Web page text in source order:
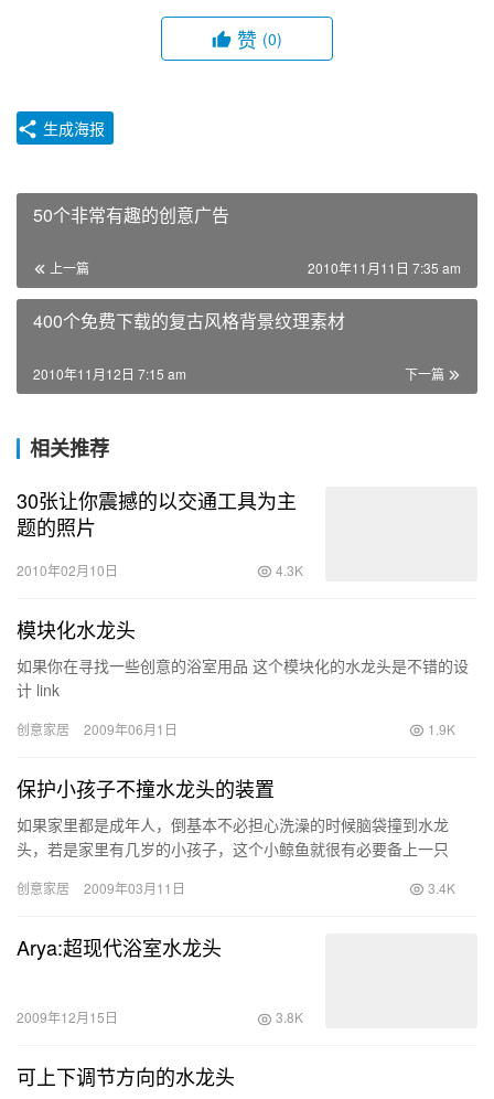
赞 (0)
生成海报
50个非常有趣的创意广告
上一篇 2010年11月11日 7:35 am
400个免费下载的复古风格背景纹理素材
下一篇
2010年11月12日 7:15 am
相关推荐
30张让你震撼的以交通工具为主
题的照片
2010年02月10日 4.3K
模块化水龙头
如果你在寻找一些创意的浴室用品 这个模块化的水龙头是不错的设
计 link
创意家居 2009年06月1日 1.9K
保护小孩子不撞水龙头的装置
如果家里都是成年人，倒基本不必担心洗澡的时候脑袋撞到水龙
头，若是家里有几岁的小孩子，这个小鲸鱼就很有必要备上一只
的时候则把…
创意家居 2009年03月11日 3.4K
Arya:超现代浴室水龙头
2009年12月15日 3.8K
可上下调节方向的水龙头